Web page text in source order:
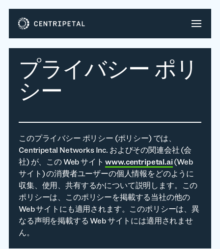
プライバシー ポリ
シー
このプライバシー ポリシー (ポリシー) では、
Centripetal Networks Inc. およびその関連会社 (会
社) が、この Web サイトwww.centripetal.ai(Web
サイト) の消費者ユーザーの個人情報をどのように
収集、使用、共有するかについて説明します。この
ポリシーは、このポリシーを掲載する当社の他の
Web サイトにも適用されます。このポリシーは、異
なる声明を掲載する Web サイトには適用されませ
ん。